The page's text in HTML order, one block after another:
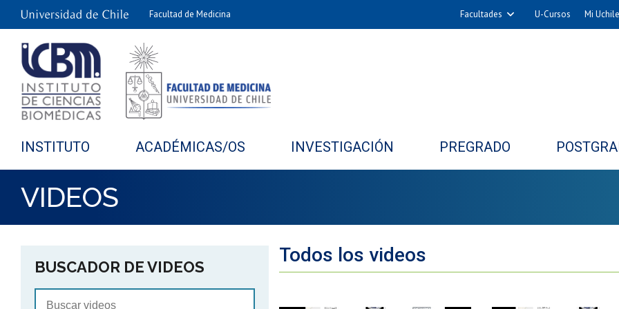
Facultad de Medicina Facultades
Filosofía y Humanidades
U-Cursos Mi Uchile
INSTITUTO ACADÉMICAS/OS INVESTIGACIÓN PREGRADO
VIDEOS
BUSCADOR DE VIDEOS
Todos los videos